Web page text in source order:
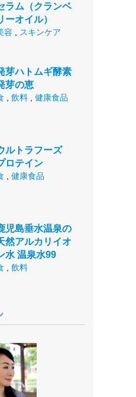
ラム（クランベ
ーオイル）
容 スキンケア
芽ハトムギ酵素
芽の恵
飲料 健康食品
ルトラフーズ
ロテイン
健康食品
児島垂水温泉の
然アルカリイオ
水 温泉水99
飲料